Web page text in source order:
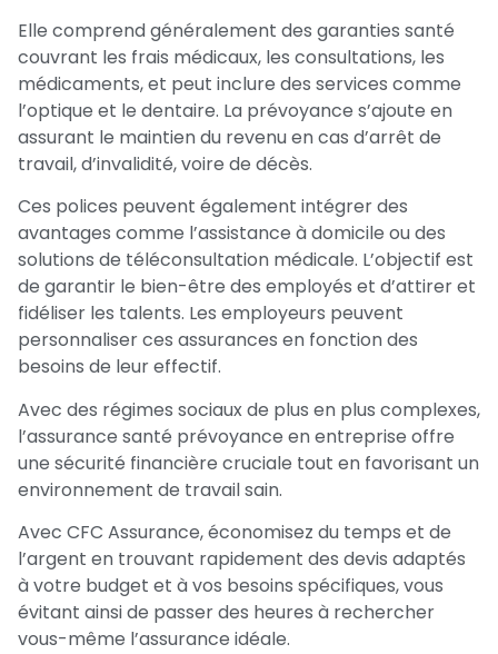
Elle comprend généralement des garanties santé
couvrant les frais médicaux, les consultations, les
médicaments, et peut inclure des services comme
l’optique et le dentaire. La prévoyance s’ajoute en
assurant le maintien du revenu en cas d’arrêt de
travail, d’invalidité, voire de décès.
Ces polices peuvent également intégrer des
avantages comme l’assistance à domicile ou des
solutions de téléconsultation médicale. L’objectif est
de garantir le bien-être des employés et d’attirer et
fidéliser les talents. Les employeurs peuvent
personnaliser ces assurances en fonction des
besoins de leur effectif.
Avec des régimes sociaux de plus en plus complexes,
l’assurance santé prévoyance en entreprise offre
une sécurité financière cruciale tout en favorisant un
environnement de travail sain.
Avec CFC Assurance, économisez du temps et de
l’argent en trouvant rapidement des devis adaptés
à votre budget et à vos besoins spécifiques, vous
évitant ainsi de passer des heures à rechercher
vous-même l’assurance idéale.